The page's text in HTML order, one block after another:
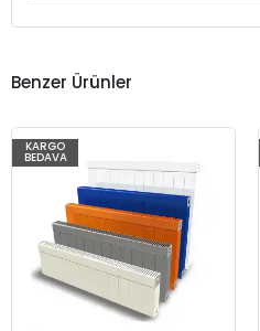
Benzer Ürünler
KARGO
BEDAVA